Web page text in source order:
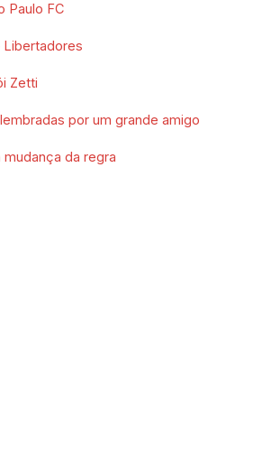
Paulo FC
Libertadores
Zetti
por um grande amigo
mudança da regra